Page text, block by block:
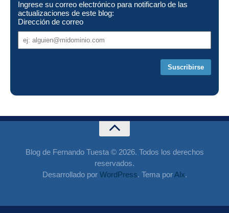
Ingrese su correo electrónico para notificarlo de las
actualizaciones de este blog:
Dirección de correo
Dirección
de
Blog de Fernando Tuesta © 2026. Todos los derechos
reservados.
Desarrollado por WordPress. Tema porAlx.